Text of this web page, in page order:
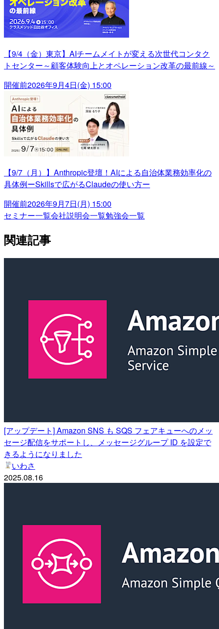
【9/4（金）東京】AIチームメイトが変える次世代コンタク
トセンター～顧客体験向上とオペレーション改革の最前線～
開催前2026年9月4日(金) 15:00
【9/7（月）】Anthropic登壇！AIによる自治体業務効率化の
具体例ーSkillsで広がるClaudeの使い方ー
開催前2026年9月7日(月) 15:00
セミナー一覧会社説明会一覧勉強会一覧
関連記事
[アップデート] Amazon SNS も SQS フェアキューへのメッ
セージ配信をサポートし、メッセージグループ ID を設定で
きるようになりました
いわさ
2025.08.16